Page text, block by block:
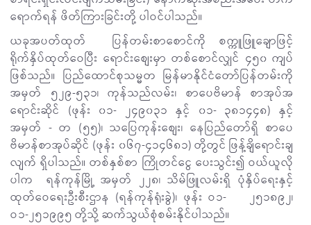
ရောက်ရန် ဖိတ်ကြားခြင်းတို့ ပါဝင်ပါသည်။
ယခုအပတ်ထုတ် ပြန်တမ်းစာစောင်ကို စက္ကူဖြူချောဖြင့်
ရိုက်နှိပ်ထုတ်ဝေပြီး ရောင်းစျေးမှာ တစ်စောင်လျှင် ၄၅၀ ကျပ်
ဖြစ်သည်။ ပြည်ထောင်စုသမ္မတ မြန်မာနိုင်ငံတော်ပြန်တမ်းကို
အမှတ် ၅၂၉-၅၃၁၊ ကုန်သည်လမ်း၊ စာပေဗိမာန် စာအုပ်အ
ရောင်းဆိုင် (ဖုန်း ၀၁- ၂၄၉၀၃၁ နှင့် ၀၁- ၃၈၁၄၄၈) နှင့်
အမှတ် - တ (၅၅)၊ သပြေကုန်းစျေး၊ နေပြည်တော်ရှိ စာပေ
ဗိမာန်စာအုပ်ဆိုင် (ဖုန်း ၀၆၇-၄၁၄၆၈၁) တို့တွင် ဖြန့်ချိရောင်းချ
လျက် ရှိပါသည်။ တစ်နှစ်စာ ကြိုတင်ငွေ ပေးသွင်း၍ ဝယ်ယူလို
ပါက ရန်ကုန်မြို့ အမှတ် ၂၂၈၊ သိမ်ဖြူလမ်းရှိ ပုံနှိပ်ရေးနှင့်
ထုတ်ဝေရေးဦးစီးဌာန (ရန်ကုန်ရုံးခွဲ)၊ ဖုန်း ဝ၁- ၂၅၁၈၉၂၊
ဝ၁-၂၅၁၉၉၅ တို့သို့ ဆက်သွယ်စုံစမ်းနိုင်ပါသည်။